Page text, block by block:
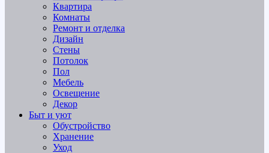
Квартира
Комнаты
Ремонт и отделка
Дизайн
Стены
Потолок
Пол
Мебель
Освещение
Декор
Быт и уют
Обустройство
Хранение
Уход